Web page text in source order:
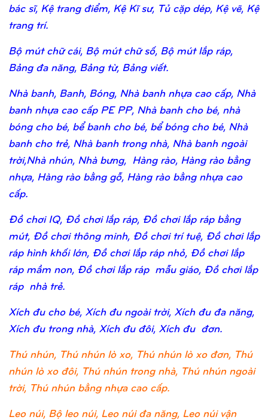
bác sĩ, Kệ trang điểm, Kệ Kĩ sư, Tủ cặp dép, Kệ vẽ, Kệ
trang trí.
Bộ mút chữ cái, Bộ mút chữ số, Bộ mút lắp ráp,
Bảng đa năng, Bảng từ, Bảng viết.
Nhà banh, Banh, Bóng, Nhà banh nhựa cao cấp, Nhà
banh nhựa cao cấp PE PP, Nhà banh cho bé, nhà
bóng cho bé, bể banh cho bé, bể bóng cho bé, Nhà
banh cho trẻ, Nhà banh trong nhà, Nhà banh ngoài
trời,Nhà nhún, Nhà bưng, Hàng rào, Hàng rào bằng
nhựa, Hàng rào bằng gỗ, Hàng rào bằng nhựa cao
cấp.
Đồ chơi IQ, Đồ chơi lắp ráp, Đồ chơi lắp ráp bằng
mút, Đồ chơi thông minh, Đồ chơi trí tuệ, Đồ chơi lắp
ráp hình khối lớn, Đồ chơi lắp ráp nhỏ, Đồ chơi lắp
ráp mầm non, Đồ chơi lắp ráp mẫu giáo, Đồ chơi lắp
ráp nhà trẻ.
Xích đu cho bé, Xích đu ngoài trời, Xích đu đa năng,
Xích đu trong nhà, Xích đu đôi, Xích đu đơn.
Thú nhún, Thú nhún lò xo, Thú nhún lò xo đơn, Thú
nhún lò xo đôi, Thú nhún trong nhà, Thú nhún ngoài
trời, Thú nhún bằng nhựa cao cấp.
Leo núi, Bộ leo núi, Leo núi đa năng, Leo núi vận